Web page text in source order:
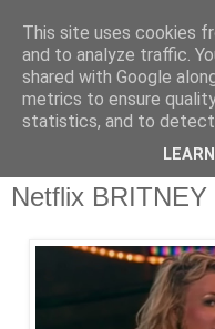
Adelanto del
Netflix
This site uses cookies
and to analyze traffic.
shared with Google
metrics to ensure
statistics, and to detect